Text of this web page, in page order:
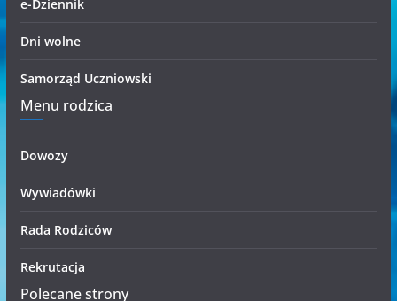
e-Dziennik
Dni wolne
Samorząd Uczniowski
Menu rodzica
Dowozy
Wywiadówki
Rada Rodziców
Rekrutacja
Polecane strony